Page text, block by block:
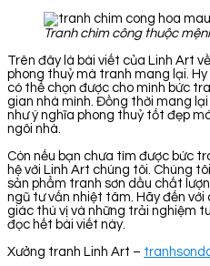
Tranh chim công thuộc
Trên đây là bài viết của Linh Art về
phong thuỷ mà tranh mang lại.
có thể chọn được cho mình bức
gian nhà mình. Đồng thời mang
như ý nghĩa phong thuỷ tốt đẹp
ngôi nhà.
Còn nếu bạn chưa tìm được bức
hệ với Linh Art chúng tôi. Chúng
sản phẩm tranh sơn dầu chất
ngũ tư vấn nhiệt tâm. Hãy đến
giác thú vị và những trải nghiệm
đọc hết bài viết này.
Xưởng tranh Linh Art –